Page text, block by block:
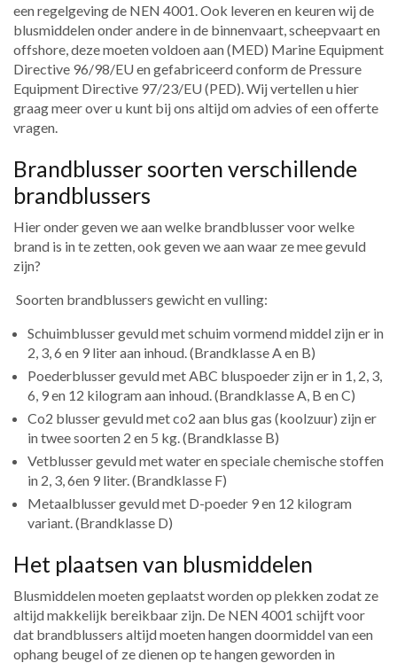
een regelgeving de NEN 4001. Ook leveren en keuren wij de
blusmiddelen onder andere in de binnenvaart, scheepvaart en
offshore, deze moeten voldoen aan (MED) Marine Equipment
Directive 96/98/EU en gefabriceerd conform de Pressure
Equipment Directive 97/23/EU (PED). Wij vertellen u hier
graag meer over u kunt bij ons altijd om advies of een offerte
vragen.
Brandblusser soorten verschillende
brandblussers
Hier onder geven we aan welke brandblusser voor welke
brand is in te zetten, ook geven we aan waar ze mee gevuld
zijn?
Soorten brandblussers gewicht en vulling:
Schuimblusser gevuld met schuim vormend middel zijn er in
2, 3, 6 en 9 liter aan inhoud. (Brandklasse A en B)
Poederblusser gevuld met ABC bluspoeder zijn er in 1, 2, 3,
6, 9 en 12 kilogram aan inhoud. (Brandklasse A, B en C)
Co2 blusser gevuld met co2 aan blus gas (koolzuur) zijn er
in twee soorten 2 en 5 kg. (Brandklasse B)
Vetblusser gevuld met water en speciale chemische stoffen
in 2, 3, 6en 9 liter. (Brandklasse F)
Metaalblusser gevuld met D-poeder 9 en 12 kilogram
variant. (Brandklasse D)
Het plaatsen van blusmiddelen
Blusmiddelen moeten geplaatst worden op plekken zodat ze
altijd makkelijk bereikbaar zijn. De NEN 4001 schijft voor
dat brandblussers altijd moeten hangen doormiddel van een
ophang beugel of ze dienen op te hangen geworden in